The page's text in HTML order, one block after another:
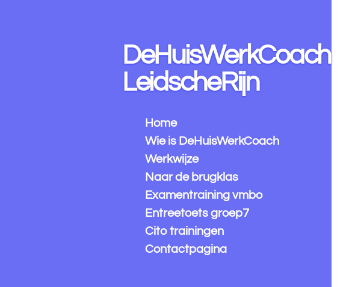
DeHuisWerkCoach
LeidscheRijn
Home
Wie is DeHuisWerkCoach
Werkwijze
Naar de brugklas
Examentraining vmbo
Entreetoets groep7
Cito trainingen
Contactpagina